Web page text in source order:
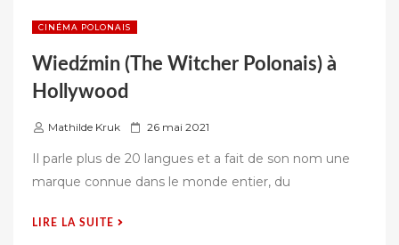
CINÉMA POLONAIS
Wiedźmin (The Witcher Polonais) à
Hollywood
Mathilde Kruk
P
l
26 mai 2021
Il parle plus de 20 langues et a fait de son nom une
marque connue dans le monde entier, du
LIRE LA SUITE
« WIEDŹMIN